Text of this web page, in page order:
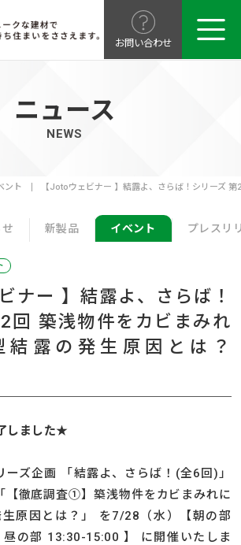
お問い合わせ
ニュース
NEWS
ント 【Jotoウェビナー 】結露よ、さらば！シリーズ
新製品 イベント プレスリ
ナー 】結露よ、さらば！
回 築浅物件をカビまみれ
結露の発生原因とは？
しました★
ズ企画 「結露よ、さらば！(全6回)」
【徹底調査①】築浅物件をカビまみれに
原因とは？」 を7/28（水）【朝の部
の部 13:30-15:00 】 に開催いたしま